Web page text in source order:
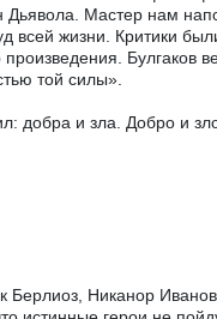
Мастер нам
всей жизни. Критики
Булгаков
той силы».
и зла. Добро и зло
Берлиоз, Никанор